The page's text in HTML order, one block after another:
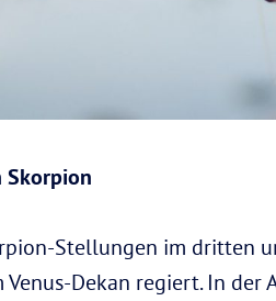
Skorpion
Stellungen im dritten
Venus-Dekan regiert. In der